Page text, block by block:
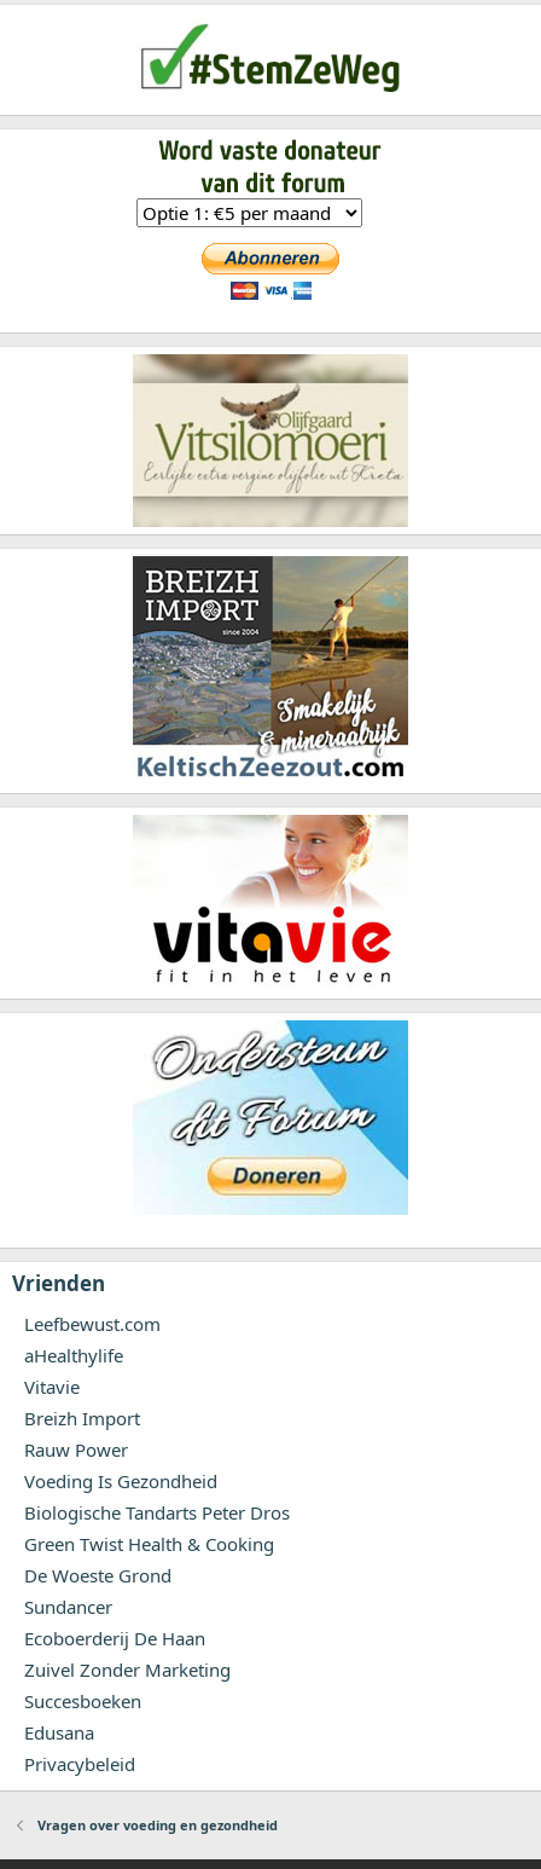
Vrienden
Leefbewust.com
aHealthylife
Vitavie
Breizh Import
Rauw Power
Voeding Is Gezondheid
Biologische Tandarts Peter Dros
Green Twist Health & Cooking
De Woeste Grond
Sundancer
Ecoboerderij De Haan
Zuivel Zonder Marketing
Succesboeken
Edusana
Privacybeleid
Vragen over voeding en gezondheid